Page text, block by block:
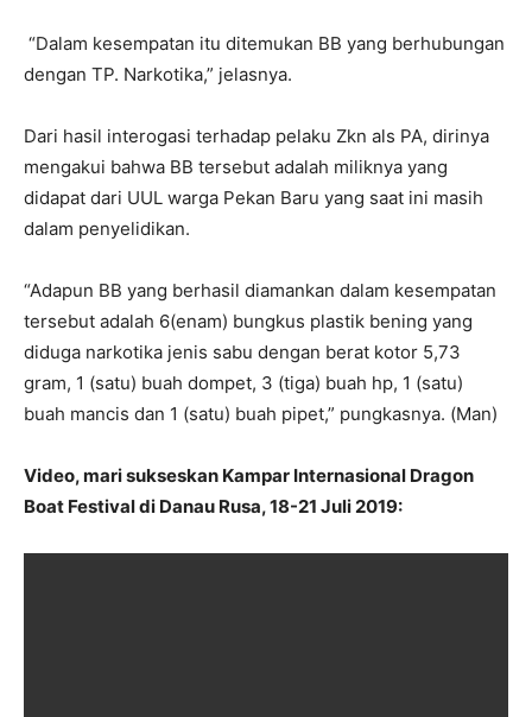
“Dalam kesempatan itu ditemukan BB yang berhubungan
dengan TP. Narkotika,” jelasnya.
Dari hasil interogasi terhadap pelaku Zkn als PA, dirinya
mengakui bahwa BB tersebut adalah miliknya yang
didapat dari UUL warga Pekan Baru yang saat ini masih
dalam penyelidikan.
“Adapun BB yang berhasil diamankan dalam kesempatan
tersebut adalah 6(enam) bungkus plastik bening yang
diduga narkotika jenis sabu dengan berat kotor 5,73
gram, 1 (satu) buah dompet, 3 (tiga) buah hp, 1 (satu)
buah mancis dan 1 (satu) buah pipet,” pungkasnya. (Man)
Video, mari sukseskan Kampar Internasional Dragon
Boat Festival di Danau Rusa, 18-21 Juli 2019: